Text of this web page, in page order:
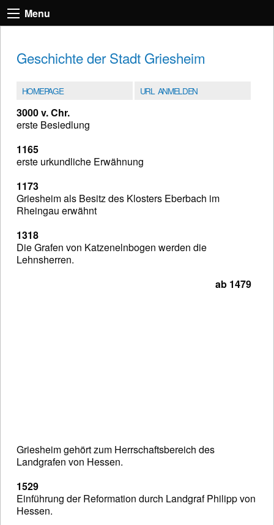
Menu
Geschichte der Stadt Griesheim
HOMEPAGE URL ANMELDEN
3000 v. Chr.
erste Besiedlung
1165
erste urkundliche Erwähnung
1173
Griesheim als Besitz des Klosters Eberbach im
Rheingau erwähnt
1318
Die Grafen von Katzenelnbogen werden die
Lehnsherren.
ab 1479
Griesheim gehört zum Herrschaftsbereich des
Landgrafen von Hessen.
1529
Einführung der Reformation durch Landgraf Philipp von
Hessen.